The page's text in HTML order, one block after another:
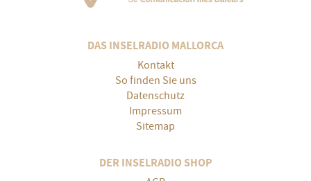
DAS INSELRADIO MALLORCA
Kontakt
So finden Sie uns
Datenschutz
Impressum
Sitemap
DER INSELRADIO SHOP